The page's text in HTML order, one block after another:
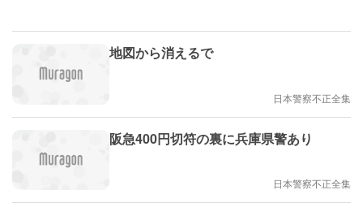
地図から消えるで
日本警察不正全集
阪急400円切符の裏に兵庫県警あり
日本警察不正全集